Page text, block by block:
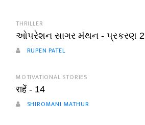
THRILLER
ઓપરેશન સાગર મંથન - પ્રકરણ 2
RUPEN PATEL
MOTIVATIONAL STORIES
राहें - 14
SHIROMANI MATHUR